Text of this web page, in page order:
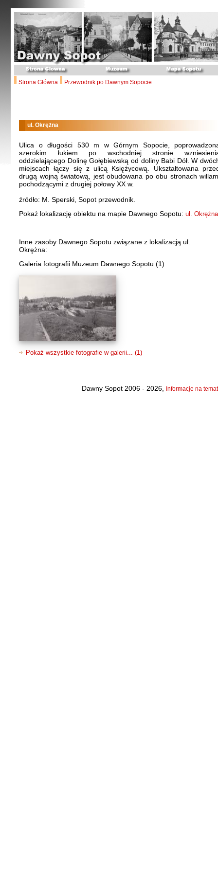
Strona Główna Przewodnik po Dawnym Sopocie
ul. Okrężna
Ulica o długości 530 m w Górnym Sopocie,
szerokim łukiem po wschodniej stronie
oddzielającego Dolinę Gołębiewską od doliny Babi Dół. W
miejscach łączy się z ulicą Księżycową. Ukształtowana
drugą wojną światową, jest obudowana po obu stronach
pochodzącymi z drugiej połowy XX w.
źródło: M. Sperski, Sopot przewodnik.
Pokaż lokalizację obiektu na mapie Dawnego Sopotu: ul. Okrężna
Inne zasoby Dawnego Sopotu związane z lokalizacją ul.
Okrężna:
Galeria fotografii Muzeum Dawnego Sopotu (1)
Pokaż wszystkie fotografie w galerii... (1)
Dawny Sopot 2006 - 2026, Informacje na